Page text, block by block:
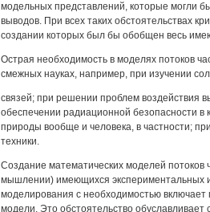
модельных представлений, которые могли
выводов. При всех таких обстоятельствах
создании которых был бы обобщен весь
Острая необходимость в моделях потоков
смежных науках, например, при изучении
связей; при решении проблем воздействия
обеспечении радиационной безопасности в
природы вообще и человека, в частности;
техники.
Создание математических моделей потоков
мышлении) имеющихся экспериментальных
моделирования с необходимостью
модели. Это обстоятельство